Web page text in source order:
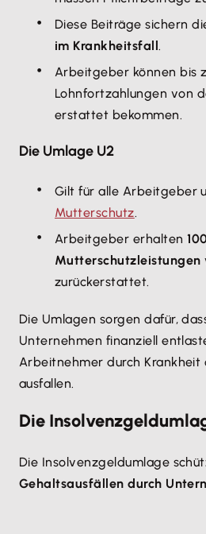
Diese Beiträge sichern
im Krankheitsfall.
Arbeitgeber können bis
Lohnfortzahlungen von
erstattet bekommen.
Die Umlage U2
Gilt für alle Arbeitgeber
Mutterschutz.
Arbeitgeber erhalten
Mutterschutzleistungen
zurückerstattet.
Die Umlagen sorgen dafür,
Unternehmen finanziell
Arbeitnehmer durch
ausfallen.
Die
Die Insolvenzgeldumlage
Gehaltsausfällen durch